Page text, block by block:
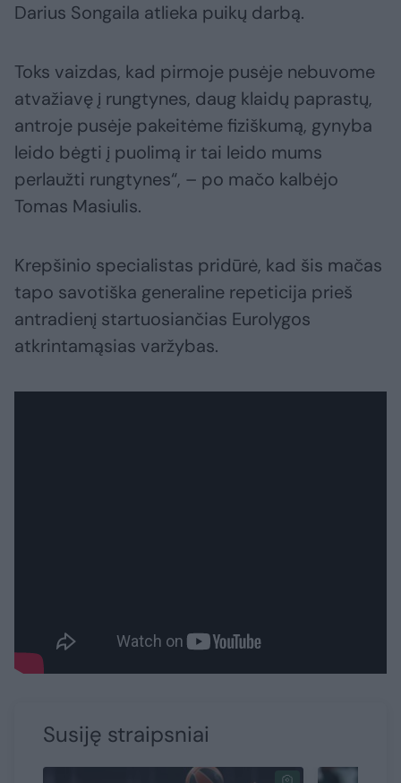
Darius Songaila atlieka puikų darbą.
Toks vaizdas, kad pirmoje pusėje nebuvome
atvažiavę į rungtynes, daug klaidų paprastų,
antroje pusėje pakeitėme fiziškumą, gynyba
leido bėgti į puolimą ir tai leido mums
perlaužti rungtynes“, – po mačo kalbėjo
Tomas Masiulis.
Krepšinio specialistas pridūrė, kad šis mačas
tapo savotiška generaline repeticija prieš
antradienį startuosiančias Eurolygos
atkrintamąsias varžybas.
Susiję straipsniai